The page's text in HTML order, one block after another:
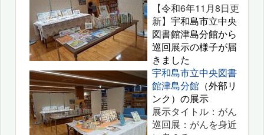
【令和6年11月8日更
新】 宇和島市立中央
図書館津島分館から
巡回展示の様子が届
きました
宇和島市立中央図書
館津島分館 （外部リ
ンク）の展示
展示タイトル：がん
巡回展：がんを身近